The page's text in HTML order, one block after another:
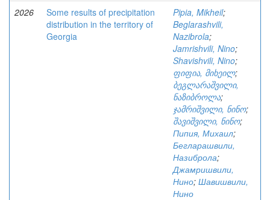
2026
Some results of precipitation
distribution in the territory of
Georgia
Pipia, Mikheil;
Beglarashvili,
Nazibrola;
Jamrishvili, Nino;
Shavishvili, Nino;
ფიფია, მიხეილ;
ბეგლარაშვილი,
ნაზიბროლა;
ჯამრიშვილი, ნინო;
შავიშვილი, ნინო;
Пипия, Михаил;
Бегларашвили,
Назиброла;
Джамришвили,
Нино; Шавишвили,
Нино